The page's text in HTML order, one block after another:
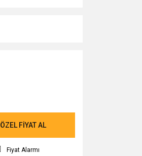
ÖZEL FİYAT AL
Fiyat Alarmı